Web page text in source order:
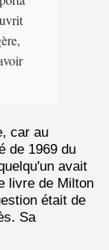
car au
de 1969 du
avait
livre de Milton
était de
Sa